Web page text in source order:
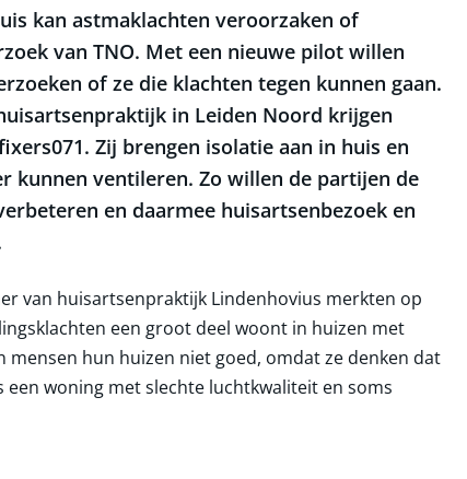
kan astmaklachten veroorzaken of
van TNO. Met een nieuwe pilot willen
of ze die klachten tegen kunnen gaan.
in Leiden Noord krijgen
Zij brengen isolatie aan in huis en
kunnen ventileren. Zo willen de partijen de
en daarmee huisartsenbezoek en
van huisartsenpraktijk Lindenhovius merkten op
een groot deel woont in huizen met
mensen hun huizen niet goed, omdat ze denken dat
een woning met slechte luchtkwaliteit en soms